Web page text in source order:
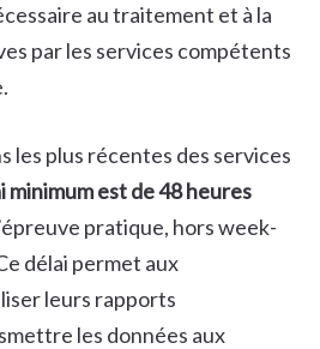
au traitement et à la
par les services compétents
les plus récentes des services
minimum est de 48 heures
pratique, hors week-
délai permet aux
leurs rapports
les données aux